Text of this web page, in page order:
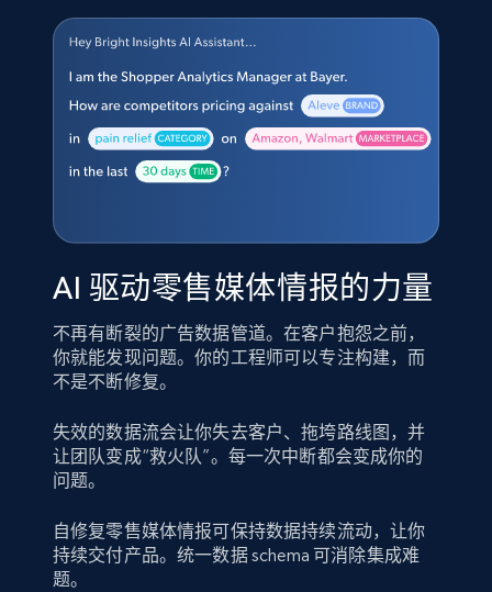
AI 驱动零售媒体情报的力量
不再有断裂的广告数据管道。在客户抱怨之前，
你就能发现问题。你的工程师可以专注构建，而
不是不断修复。
失效的数据流会让你失去客户、拖垮路线图，并
让团队变成“救火队”。每一次中断都会变成你的
问题。
自修复零售媒体情报可保持数据持续流动，让你
持续交付产品。统一数据 schema 可消除集成难
题。